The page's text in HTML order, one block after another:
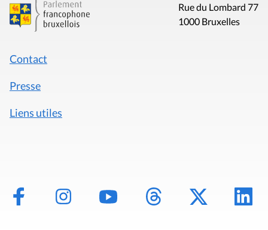
Rue du Lombard 77
1000 Bruxelles
Contact
Presse
Liens utiles